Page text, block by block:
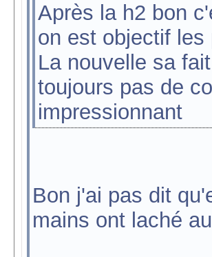
Après la h2 bon
on est objectif
La nouvelle sa
toujours pas de
impressionnant
Bon j'ai pas dit
mains ont laché